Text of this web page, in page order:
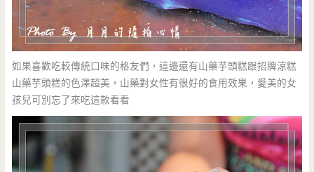
如果喜歡吃較傳統口味的格友們，這邊還有山藥芋頭糕跟招牌涼糕
山藥芋頭糕的色澤超美，山藥對女性有很好的食用效果，愛美的女
孩兒可別忘了來吃這款看看